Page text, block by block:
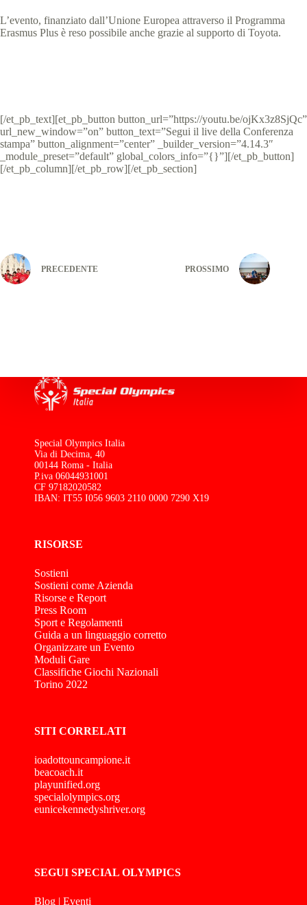
L’evento, finanziato dall’Unione Europea attraverso il Programma
Erasmus Plus è reso possibile anche grazie al supporto di Toyota.
[/et_pb_text][et_pb_button button_url=”https://youtu.be/ojKx3z8SjQc”
url_new_window=”on” button_text=”Segui il live della Conferenza
stampa” button_alignment=”center” _builder_version=”4.14.3″
_module_preset=”default” global_colors_info=”{}”][/et_pb_button]
[/et_pb_column][/et_pb_row][/et_pb_section]
PRECEDENTE PROSSIMO
Special Olympics Italia
Via di Decima, 40
00144 Roma - Italia
P.iva 06044931001
CF 97182020582
IBAN: IT55 I056 9603 2110 0000 7290 X19
RISORSE
Sostieni
Sostieni come Azienda
Risorse e Report
Press Room
Sport e Regolamenti
Guida a un linguaggio corretto
Organizzare un Evento
Moduli Gare
Classifiche Giochi Nazionali
Torino 2022
SITI CORRELATI
ioadottouncampione.it
beacoach.it
playunified.org
specialolympics.org
eunicekennedyshriver.org
SEGUI SPECIAL OLYMPICS
Blog | Eventi